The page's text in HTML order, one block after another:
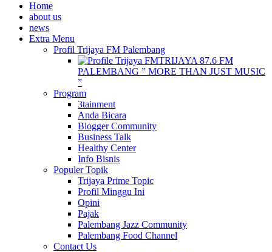
Home
about us
news
Extra Menu
Profil Trijaya FM Palembang
TRIJAYA 87.6 FM
PALEMBANG ” MORE THAN JUST MUSIC
”
Program
3tainment
Anda Bicara
Blogger Community
Business Talk
Healthy Center
Info Bisnis
Populer Topik
Trijaya Prime Topic
Profil Minggu Ini
Opini
Pajak
Palembang Jazz Community
Palembang Food Channel
Contact Us